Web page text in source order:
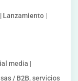
Lanzamiento |
media |
/ B2B, servicios